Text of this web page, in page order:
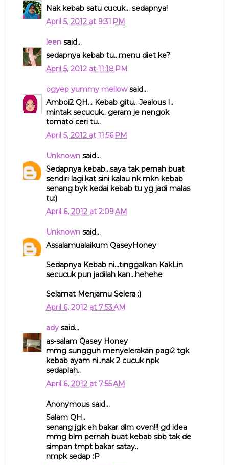
Nak kebab satu cucuk... sedapnya!
April 5, 2012 at 9:31 PM
leensaid...
sedapnya kebab tu...menu diet ke?
April 5, 2012 at 11:18 PM
ogyep yummy mellowsaid...
Amboi2 QH... Kebab gitu.. Jealous I..
mintak secucuk.. geram je nengok
tomato ceri tu..
April 5, 2012 at 11:56 PM
Unknownsaid...
Sedapnya kebab...saya tak pernah buat
sendiri lagi.kat sini kalau nk mkn kebab
senang byk kedai kebab tu yg jadi malas
tu:)
April 6, 2012 at 2:09 AM
Unknownsaid...
Assalamualaikum QaseyHoney
Sedapnya Kebab ni...tinggalkan KakLin
secucuk pun jadilah kan...hehehe
Selamat Menjamu Selera :)
April 6, 2012 at 7:53 AM
adysaid...
as-salam Qasey Honey
mmg sungguh menyelerakan pagi2 tgk
kebab ayam ni..nak 2 cucuk npk
sedaplah..
April 6, 2012 at 7:55 AM
Anonymous said...
Salam QH..
senang jgk eh bakar dlm oven!!! gd idea
mmg blm pernah buat kebab sbb tak de
simpan tmpt bakar satay..
nmpk sedap :P